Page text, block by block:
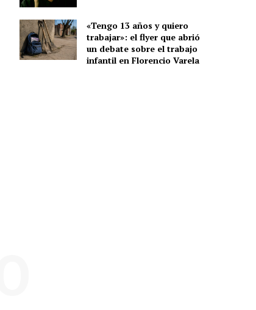
«Tengo 13 años y quiero
trabajar»: el flyer que abrió
un debate sobre el trabajo
infantil en Florencio Varela